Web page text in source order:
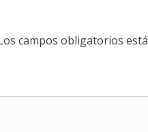
campos obligatorios